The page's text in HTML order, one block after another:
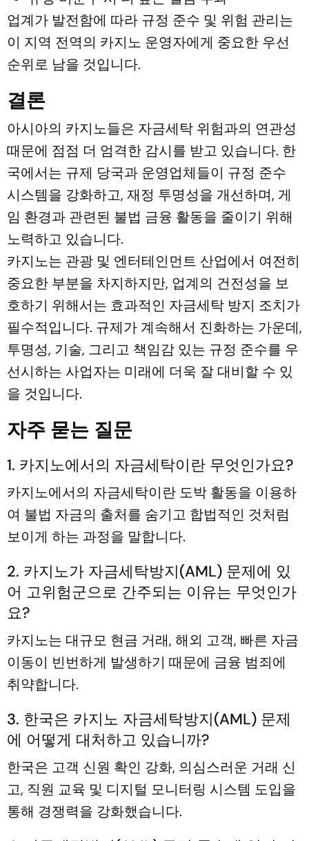
업계가 발전함에 따라 규정 준수 및 위험 관리는
이 지역 전역의 카지노 운영자에게 중요한 우선
순위로 남을 것입니다.
결론
아시아의 카지노들은 자금세탁 위험과의 연관성
때문에 점점 더 엄격한 감시를 받고 있습니다. 한
국에서는 규제 당국과 운영업체들이 규정 준수
시스템을 강화하고, 재정 투명성을 개선하며, 게
임 환경과 관련된 불법 금융 활동을 줄이기 위해
노력하고 있습니다.
카지노는 관광 및 엔터테인먼트 산업에서 여전히
중요한 부분을 차지하지만, 업계의 건전성을 보
호하기 위해서는 효과적인 자금세탁 방지 조치가
필수적입니다. 규제가 계속해서 진화하는 가운데,
투명성, 기술, 그리고 책임감 있는 규정 준수를 우
선시하는 사업자는 미래에 더욱 잘 대비할 수 있
을 것입니다.
자주 묻는 질문
1. 카지노에서의 자금세탁이란 무엇인가요?
카지노에서의 자금세탁이란 도박 활동을 이용하
여 불법 자금의 출처를 숨기고 합법적인 것처럼
보이게 하는 과정을 말합니다.
2. 카지노가 자금세탁방지(AML) 문제에 있
어 고위험군으로 간주되는 이유는 무엇인가
요?
카지노는 대규모 현금 거래, 해외 고객, 빠른 자금
이동이 빈번하게 발생하기 때문에 금융 범죄에
취약합니다.
3. 한국은 카지노 자금세탁방지(AML) 문제
에 어떻게 대처하고 있습니까?
한국은 고객 신원 확인 강화, 의심스러운 거래 신
고, 직원 교육 및 디지털 모니터링 시스템 도입을
통해 경쟁력을 강화했습니다.